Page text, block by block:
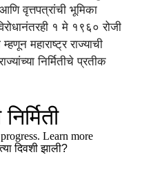
वृत्तपत्रांची भूमिका
१ मे १९६० रोजी
महाराष्ट्र राज्याची
निर्मितीचे प्रतीक